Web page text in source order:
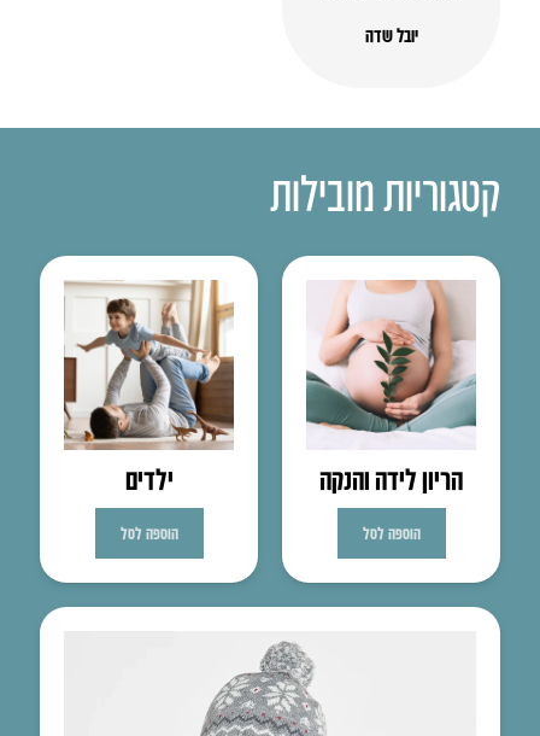
יובל שדה
קטגוריות מובילות
הריון לידה והנקה
הוספה לסל
ילדים
הוספה לסל